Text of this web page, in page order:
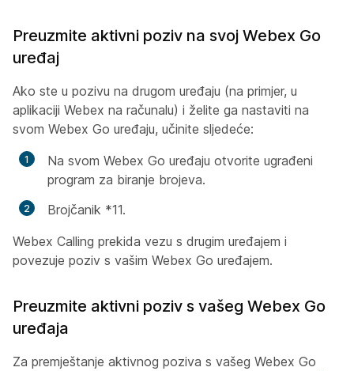
Preuzmite aktivni poziv na svoj Webex Go
uređaj
Ako ste u pozivu na drugom uređaju (na primjer, u
aplikaciji Webex na računalu) i želite ga nastaviti na
svom Webex Go uređaju, učinite sljedeće:
Na svom Webex Go uređaju otvorite ugrađeni
program za biranje brojeva.
Brojčanik *11.
Webex Calling prekida vezu s drugim uređajem i
povezuje poziv s vašim Webex Go uređajem.
Preuzmite aktivni poziv s vašeg Webex Go
uređaja
Za premještanje aktivnog poziva s vašeg Webex Go